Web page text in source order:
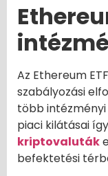
Az Ethereum
szabályozási
több intézményi
piaci kilátásai
kriptovaluták
befektetési